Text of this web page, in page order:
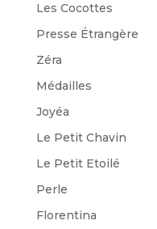
Les Cocottes
Presse Étrangère
Zéra
Médailles
Joyéa
Le Petit Chavin
Le Petit Etoilé
Perle
Florentina